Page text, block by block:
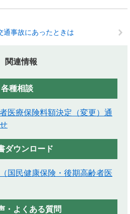
通事故にあったときは
関連情報
各種相談
医療保険料額決定（変更）通
ダウンロード
国民健康保険・後期高齢者医
・よくある質問